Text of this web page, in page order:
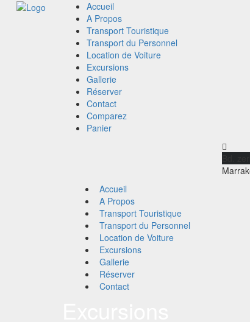
Accueil
A Propos
Transport Touristique
Transport du Personnel
Location de Voiture
Excursions
Gallerie
Réserver
Contact
Comparez
Panier
Accueil
A Propos
Transport Touristique
Transport du Personnel
Location de Voiture
Excursions
Gallerie
Réserver
Contact